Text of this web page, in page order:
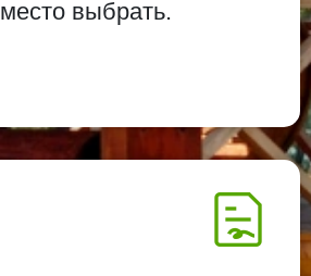
место выбрать.